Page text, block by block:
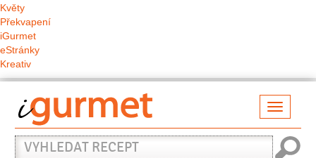
Květy
Překvapení
iGurmet
eStránky
Kreativ
Vyhledat
recept